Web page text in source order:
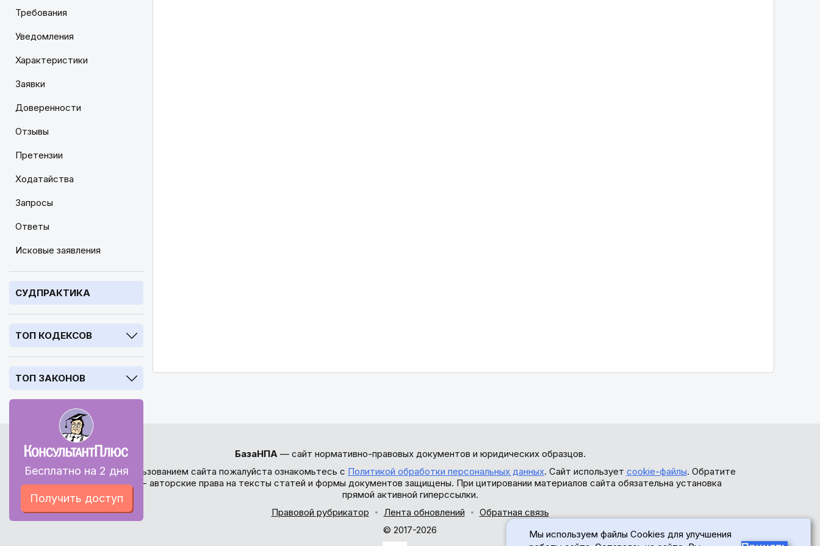
Требования
Уведомления
Характеристики
Заявки
Доверенности
Отзывы
Претензии
Ходатайства
Запросы
Ответы
Исковые заявления
СУДПРАКТИКА
ТОП КОДЕКСОВ
ТОП ЗАКОНОВ
Бесплатно на 2 дня
Получить доступ
БазаНПА— сайт нормативно-правовых документов и юридических образцов.
Перед использованием сайта пожалуйста ознакомьтесь с Политикой обработки персональных данных. Сайт использует cookie-файлы. Обратите
внимание - авторские права на тексты статей и формы документов защищены. При цитировании материалов сайта обязательна установка
прямой активной гиперссылки.
Правовой рубрикатор
Лента обновлений
Обратная связь
© 2017-2026
Мы используем файлы Cookies для улучшения